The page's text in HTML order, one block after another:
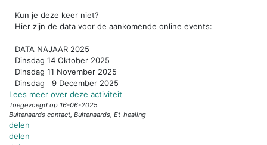
Kun je deze keer niet?
Hier zijn de data voor de aankomende online events:
DATA NAJAAR 2025
Dinsdag 14 Oktober 2025
Dinsdag 11 November 2025
Dinsdag 9 December 2025
Lees meer over deze activiteit
Toegevoegd op 16-06-2025
Buitenaards contact, Buitenaards, Et-healing
delen
delen